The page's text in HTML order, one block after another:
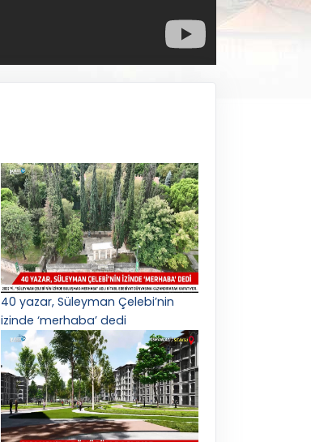
40 yazar, Süleyman Çelebi’nin
izinde ‘merhaba’ dedi